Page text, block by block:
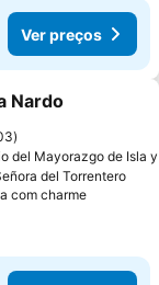
Ver preços
favoritos
Nardo
del Mayorazgo de Isla y
del Torrentero
com charme